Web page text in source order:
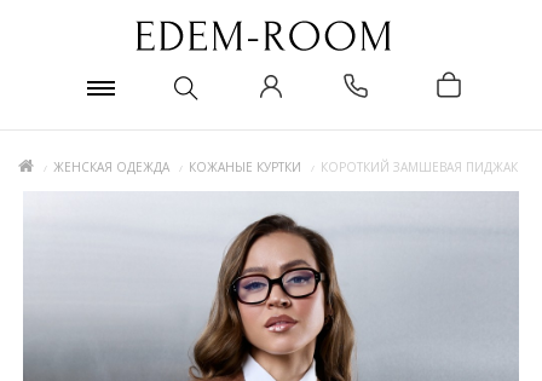
ЖЕНСКАЯ ОДЕЖДА КОЖАНЫЕ КУРТКИ КОРОТКИЙ ЗАМШЕВАЯ ПИДЖАК